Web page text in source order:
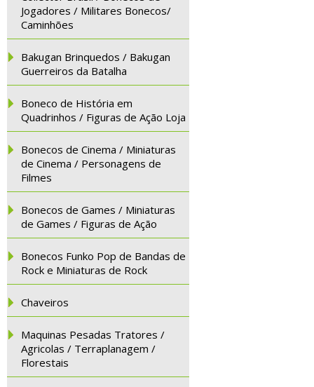
Jogadores / Militares Bonecos/
Caminhões
Bakugan Brinquedos / Bakugan
Guerreiros da Batalha
Boneco de História em
Quadrinhos / Figuras de Ação Loja
Bonecos de Cinema / Miniaturas
de Cinema / Personagens de
Filmes
Bonecos de Games / Miniaturas
de Games / Figuras de Ação
Bonecos Funko Pop de Bandas de
Rock e Miniaturas de Rock
Chaveiros
Maquinas Pesadas Tratores /
Agricolas / Terraplanagem /
Florestais